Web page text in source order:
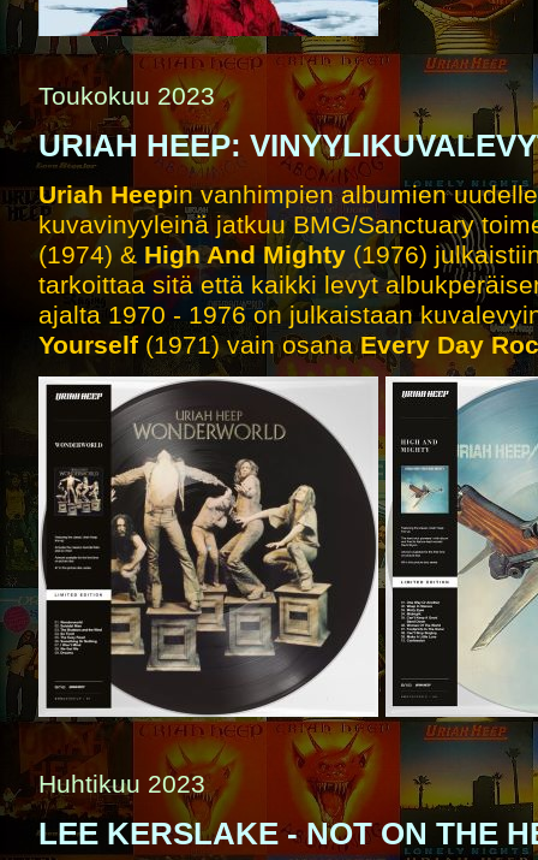
Toukokuu 2023
URIAH HEEP:
Uriah Heepin vanhimpien albumien
kuvavinyyleinä jatkuu BMG/Sanctuary
(1974) & High And Mighty (1976)
tarkoittaa sitä että kaikki levyt
ajalta 1970 - 1976 on julkaistaan
Yourself (1971) vain osanaEvery Day
Huhtikuu 2023
LEE KERSLAKE - NOT ON THE